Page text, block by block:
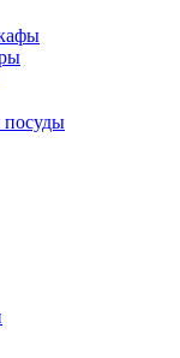
посуды